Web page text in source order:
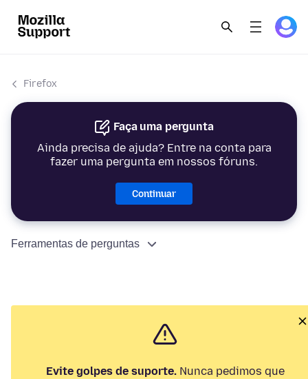
Firefox
Faça uma pergunta
Ainda precisa de ajuda? Entre na conta para
fazer uma pergunta em nossos fóruns.
Continuar
Ferramentas de perguntas
Evite golpes de suporte.Nunca pedimos que